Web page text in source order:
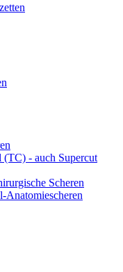
(TC) - auch Supercut
Scheren